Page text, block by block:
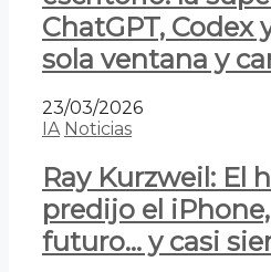
ChatGPT, Codex
sola ventana y
23/03/2026
IA Noticias
Ray Kurzweil: El
predijo el
futuro… y casi